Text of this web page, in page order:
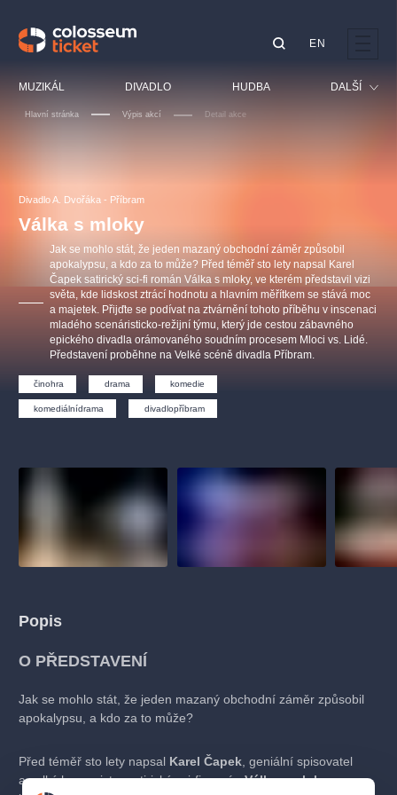
MUZIKÁL DIVADLO HUDBA DALŠÍ
Sport
Ostatní
EN
Hlavní stránka Výpis akcí Detail akce
Divadlo A. Dvořáka - Příbram
Válka s mloky
Jak se mohlo stát, že jeden mazaný obchodní záměr způsobil
apokalypsu, a kdo za to může? Před téměř sto lety napsal Karel
Čapek satirický sci-fi román Válka s mloky, ve kterém představil vizi
světa, kde lidskost ztrácí hodnotu a hlavním měřítkem se stává moc
a majetek. Přijďte se podívat na ztvárnění tohoto příběhu v inscenaci
mladého scenáristicko-režijní týmu, který jde cestou zábavného
epického divadla orámovaného soudním procesem Mloci vs. Lidé.
Představení proběhne na Velké scéně divadla Příbram.
činohra drama komedie
komediálnídrama divadlopříbram
Popis
O PŘEDSTAVENÍ
Jak se mohlo stát, že jeden mazaný obchodní záměr způsobil
apokalypsu, a kdo za to může?
Před téměř sto lety napsal Karel Čapek, geniální spisovatel
a velký humanista, satirický sci-fi románVálka s mloky, ve
OBYČEJNÁ HOLKA
Agentura 44, s.r.o.
Pink Panther Agency,
Ostatní hledají
muzikálypraha
Nejnavštěvovanější
muzikálypraha divadlopraha